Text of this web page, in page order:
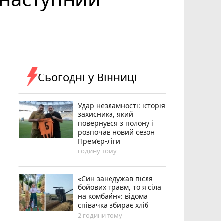
Сьогодні у Вінниці
Удар незламності: історія
захисника, який
повернувся з полону і
розпочав новий сезон
Прем’єр-ліги
годину тому
«Син занедужав після
бойових травм, то я сіла
на комбайн»: відома
співачка збирає хліб
2 години тому